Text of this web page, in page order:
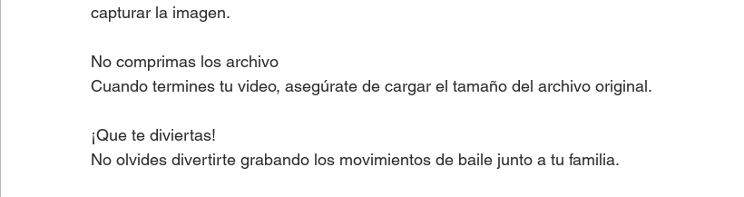
capturar la imagen.
No comprimas los archivo
Cuando termines tu video, asegúrate de cargar el tamaño del archivo original.
¡Que te diviertas!
No olvides divertirte grabando los movimientos de baile junto a tu familia.